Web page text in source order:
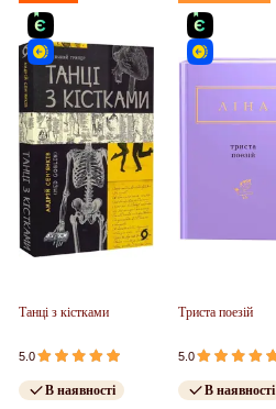
Танці з кістками
5.0
В наявності
Триста поезій
5.0
В наявності